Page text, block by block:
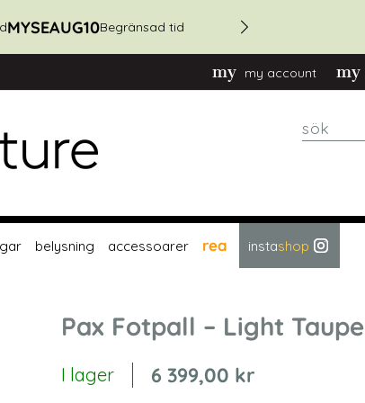
MYSEAUG10Begränsad tid
my account
sök
belysning accessoarer rea instashop
Pax Fotpall – Light Taupe
I lager 6 399,00 kr